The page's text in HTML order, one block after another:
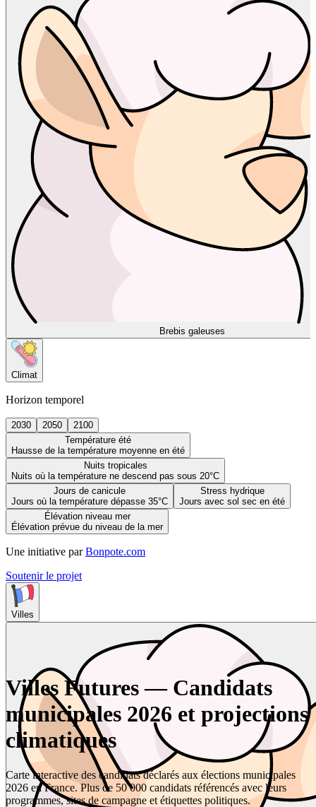
Brebis galeuses
Climat
Horizon temporel
2030 2050
2100
Température été
Hausse de la température moyenne en été
Nuits tropicales
Nuits où la température ne descend pas sous 20°C
Jours de canicule
Jours où la température dépasse 35°C
Stress hydrique
Jours avec sol sec en été
Élévation niveau mer
Élévation prévue du niveau de la mer
Une initiative par Bonpote.com
Soutenir le projet
Villes
Villes Futures — Candidats
municipales 2026 et projections
climatiques
Carte interactive des candidats déclarés aux élections municipales
2026 en France. Plus de 50 000 candidats référencés avec leurs
programmes, sites de campagne et étiquettes politiques.